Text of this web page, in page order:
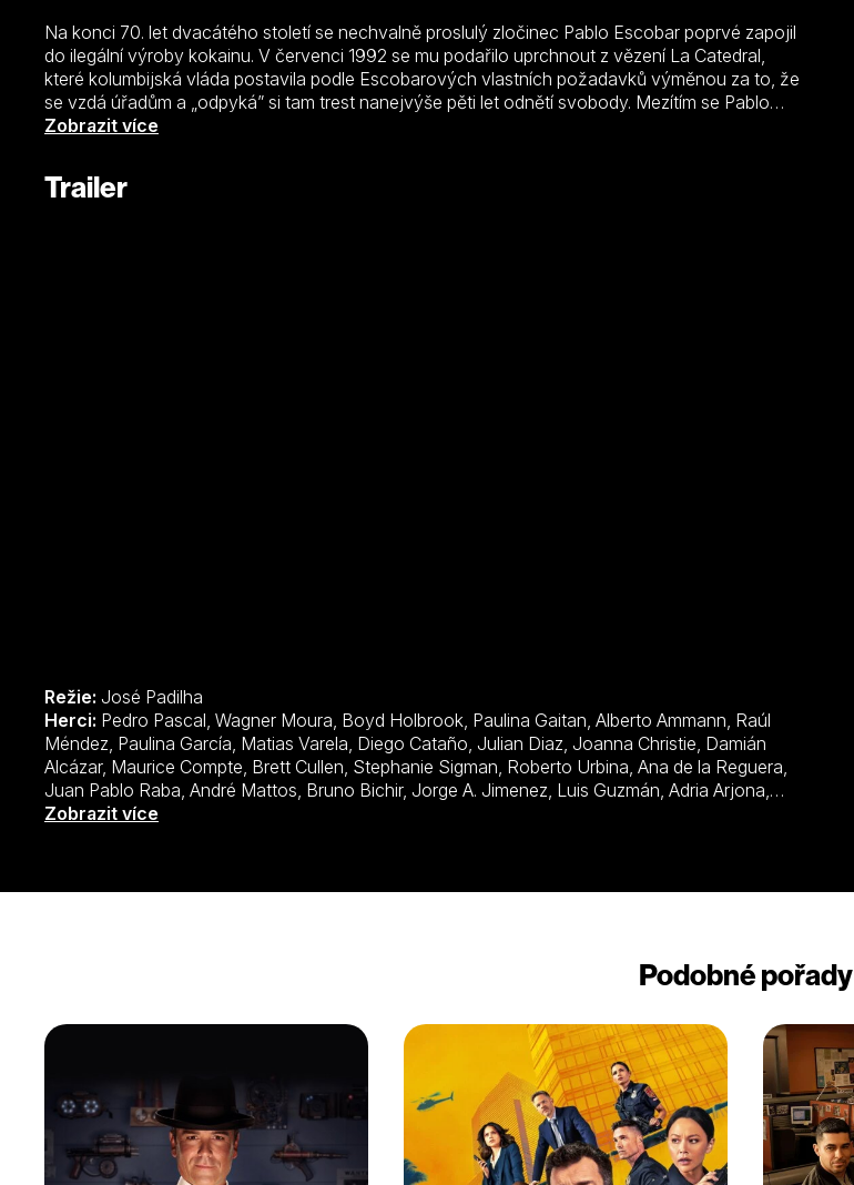
Na konci 70. let dvacátého století se nechvalně proslulý zločinec Pablo Escobar poprvé zapojil
do ilegální výroby kokainu. V červenci 1992 se mu podařilo uprchnout z vězení La Catedral,
které kolumbijská vláda postavila podle Escobarových vlastních požadavků výměnou za to, že
se vzdá úřadům a „odpyká” si tam trest nanejvýše pěti let odnětí svobody. Mezítím se Pablo
Escobar stal legendárním drogovým baronem a narkoteroristou. Drsný kriminální seriál Narcos
drogových gangů. Jeho hlavním hrdinou je Steve Murphy (Boyd Holbrook). Agent DEA,
amerického úřadu pro boj proti drogám, má za úkol dostat Escobara (Wagner Moura) a zničit
Zobrazit více
Trailer
Režie: José Padilha
Herci:
Zobrazit více
Podobné pořady